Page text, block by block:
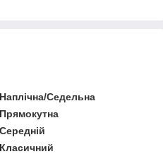
Наплічна/Седельна
Прямокутна
Середній
Класичний